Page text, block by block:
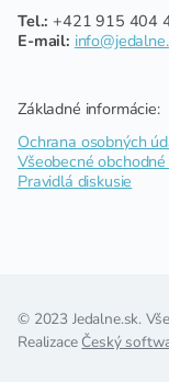
Tel.: +421 915 404
E-mail:
Základné informácie:
Ochrana osobných
Všeobecné
Pravidlá diskusie
© 2023 Jedalne.sk.
Realizace Český